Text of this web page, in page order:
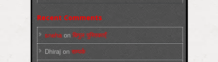
Recent Comments
sneha on बिगुल पुस्तिकाएँ
Dhiraj on सम्पर्क